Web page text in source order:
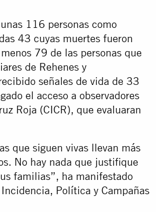
116 personas como
43 cuyas muertes fueron
79 de las personas que
de Rehenes y
señales de vida de 33
el acceso a observadores
Roja (CICR), que evaluaran
que siguen vivas llevan más
No hay nada que justifique
familias”, ha manifestado
Política y Campañas